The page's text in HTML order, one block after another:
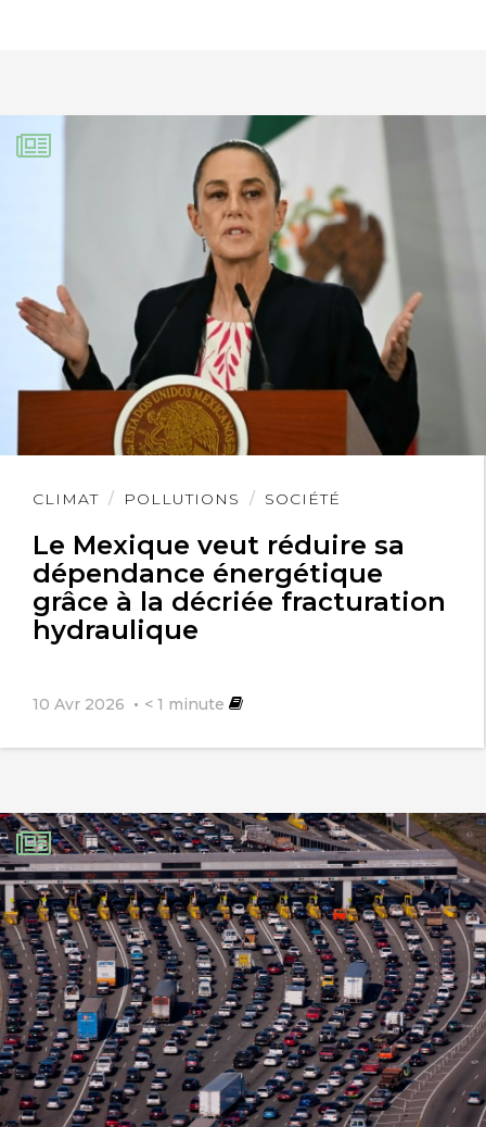
CLIMAT POLLUTIONS SOCIÉTÉ
Le Mexique veut réduire sa
dépendance énergétique
grâce à la décriée fracturation
hydraulique
10 Avr 2026 < 1 minute
Lire